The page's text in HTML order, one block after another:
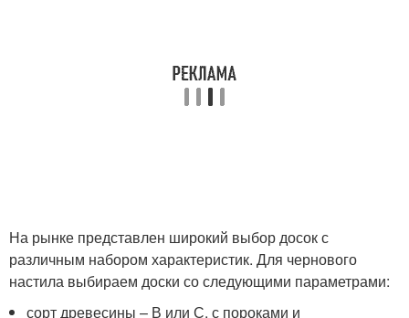
На рынке представлен широкий выбор досок с
различным набором характеристик. Для чернового
настила выбираем доски со следующими параметрами:
сорт древесины – В или С, с пороками и